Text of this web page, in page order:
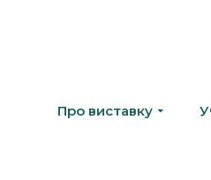
Про виставку